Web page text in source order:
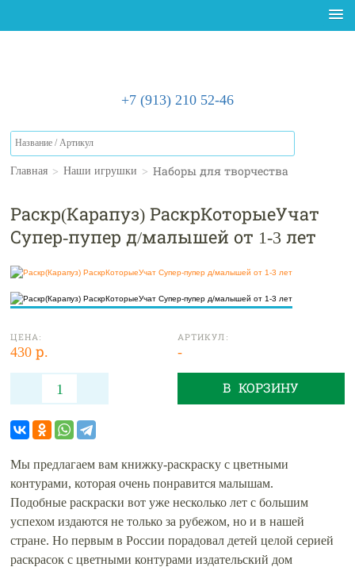
+7 (913) 210 52-46
Главная > Наши игрушки > Наборы для творчества
Раскр(Карапуз) РаскрКоторыеУчат
Супер-пупер д/малышей от 1-3 лет
ЦЕНА:
430 р.
АРТИКУЛ:
-
В КОРЗИНУ
Мы предлагаем вам книжку-раскраску с цветными
контурами, которая очень понравится малышам.
Подобные раскраски вот уже несколько лет с большим
успехом издаются не только за рубежом, но и в нашей
стране. Но первым в России порадовал детей целой серией
раскрасок с цветными контурами издательский дом